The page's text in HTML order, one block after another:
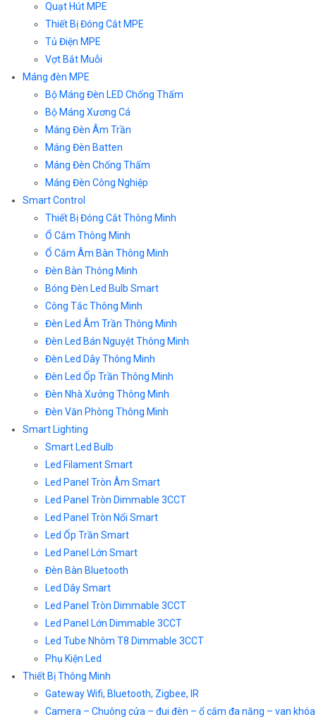
Quạt Hút MPE
Thiết Bị Đóng Cắt MPE
Tủ Điện MPE
Vợt Bắt Muỗi
Máng đèn MPE
Bộ Máng Đèn LED Chống Thấm
Bộ Máng Xương Cá
Máng Đèn Âm Trần
Máng Đèn Batten
Máng Đèn Chống Thấm
Máng Đèn Công Nghiệp
Smart Control
Thiết Bị Đóng Cắt Thông Minh
Ổ Cắm Thông Minh
Ổ Cắm Âm Bàn Thông Minh
Đèn Bàn Thông Minh
Bóng Đèn Led Bulb Smart
Công Tắc Thông Minh
Đèn Led Âm Trần Thông Minh
Đèn Led Bán Nguyệt Thông Minh
Đèn Led Dây Thông Minh
Đèn Led Ốp Trần Thông Minh
Đèn Nhà Xưởng Thông Minh
Đèn Văn Phòng Thông Minh
Smart Lighting
Smart Led Bulb
Led Filament Smart
Led Panel Tròn Âm Smart
Led Panel Tròn Dimmable 3CCT
Led Panel Tròn Nổi Smart
Led Ốp Trần Smart
Led Panel Lớn Smart
Đèn Bàn Bluetooth
Led Dây Smart
Led Panel Tròn Dimmable 3CCT
Led Panel Lớn Dimmable 3CCT
Led Tube Nhôm T8 Dimmable 3CCT
Phụ Kiện Led
Thiết Bị Thông Minh
Gateway Wifi, Bluetooth, Zigbee, IR
Camera – Chuông cửa – đui đèn – ổ cắm đa năng – van khóa